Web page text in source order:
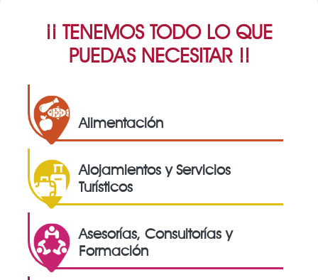
¡¡ TENEMOS TODO LO QUE
PUEDAS NECESITAR !!
Alimentación
Alojamientos y Servicios
Turísticos
Asesorías, Consultorías y
Formación